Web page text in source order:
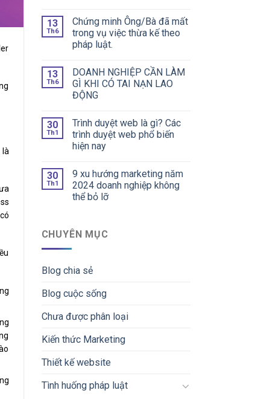
13
Th6
Chứng minh Ông/Bà đã mất
trong vụ việc thừa kế theo
pháp luật.
13
Th6
DOANH NGHIỆP CẦN LÀM
GÌ KHI CÓ TAI NẠN LAO
ĐỘNG
30
Th1
Trình duyệt web là gì? Các
trình duyệt web phổ biến
hiện nay
30
Th1
9 xu hướng marketing năm
2024 doanh nghiệp không
thể bỏ lỡ
CHUYÊN MỤC
Blog chia sẻ
Blog cuộc sống
Chưa được phân loại
Kiến thức Marketing
Thiết kế website
Tình huống pháp luật